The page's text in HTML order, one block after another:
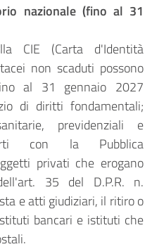
nazionale (fino al 31
CIE (Carta d'Identità
non scaduti possono
al 31 gennaio 2027
di diritti fondamentali;
previdenziali e
con la Pubblica
privati che erogano
35 del D.P.R. n.
e atti giudiziari, il ritiro o
bancari e istituti che